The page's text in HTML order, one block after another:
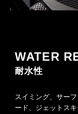
WATER
耐水性
スイミング、サー
ード、ジェットス